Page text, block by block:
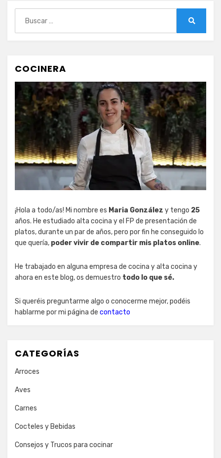
COCINERA
¡Hola a todo/as! Mi nombre es Maria González y tengo 25
años. He estudiado alta cocina y el FP de presentación de
platos, durante un par de años, pero por fin he conseguido lo
que quería, poder vivir de compartir mis platos online.
He trabajado en alguna empresa de cocina y alta cocina y
ahora en este blog, os demuestro todo lo que sé.
Si queréis preguntarme algo o conocerme mejor, podéis
hablarme por mi página de contacto
CATEGORÍAS
Arroces
Aves
Carnes
Cocteles y Bebidas
Consejos y Trucos para cocinar